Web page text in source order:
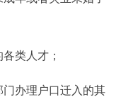
类人才；
门办理户口迁入的其